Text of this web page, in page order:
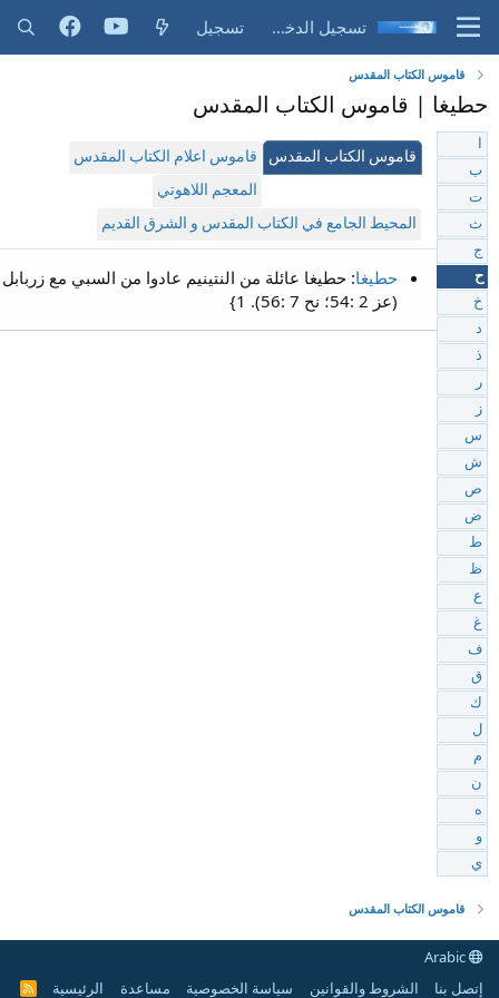
تسجيل الدخول تسجيل
قاموس الكتاب المقدس
حطيغا | قاموس الكتاب المقدس
قاموس الكتاب المقدس
قاموس اعلام الكتاب المقدس
المعجم اللاهوتي
المحيط الجامع في الكتاب المقدس و الشرق القديم
حطيغا: حطيغا عائلة من النتينيم عادوا من السبي مع زربابل
(عز 2 :54؛ نح 7 :56). 1}
ب
ت
ث
ج
ح
خ
د
ذ
ر
ز
س
ش
ص
ض
ط
ظ
ع
غ
ف
ق
ك
ل
م
ن
ه
و
ي
قاموس الكتاب المقدس
إتصل بنا
الشروط والقوانين سياسة الخصوصية مساعدة الرئيسية
R